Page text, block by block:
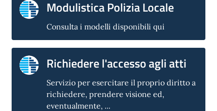
Modulistica Polizia Locale
Consulta i modelli disponibili qui
Richiedere l'accesso agli atti
Servizio per esercitare il proprio diritto a
richiedere, prendere visione ed,
eventualmente, ...